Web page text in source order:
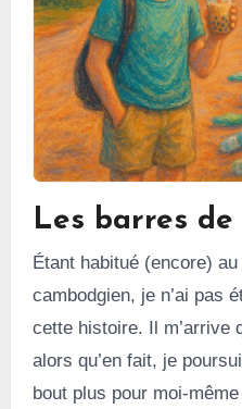
Les barres
Étant habitué (encore)
cambodgien, je n’ai pas
cette histoire. Il m’arrive
alors qu’en fait, je
bout plus pour moi-